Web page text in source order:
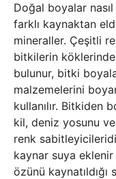
Doğal boyalar
farklı kaynaktan
mineraller. Çeşitli
bitkilerin
bulunur, bitki
malzemelerini
kullanılır. Bitkiden
kil, deniz yosunu
renk
kaynar suya eklenir
özünü kaynatıldığı